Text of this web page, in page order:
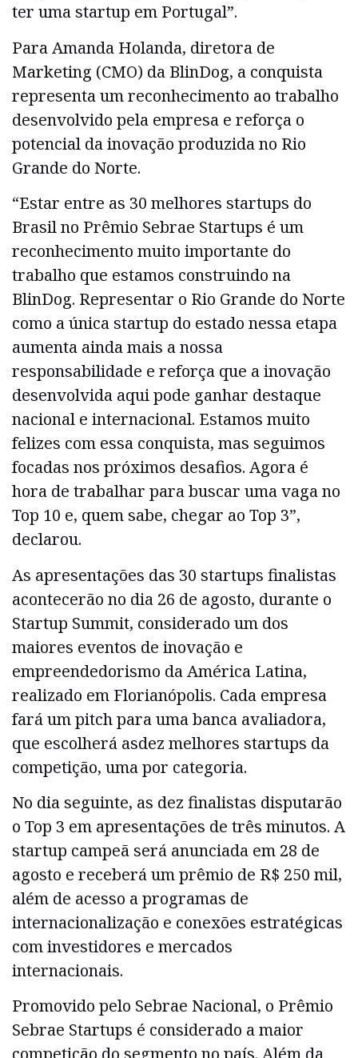
ter uma startup em Portugal”.
Para Amanda Holanda, diretora de
Marketing (CMO) da BlinDog, a conquista
representa um reconhecimento ao trabalho
desenvolvido pela empresa e reforça o
potencial da inovação produzida no Rio
Grande do Norte.
“Estar entre as 30 melhores startups do
Brasil no Prêmio Sebrae Startups é um
reconhecimento muito importante do
trabalho que estamos construindo na
BlinDog. Representar o Rio Grande do Norte
como a única startup do estado nessa etapa
aumenta ainda mais a nossa
responsabilidade e reforça que a inovação
desenvolvida aqui pode ganhar destaque
nacional e internacional. Estamos muito
felizes com essa conquista, mas seguimos
focadas nos próximos desafios. Agora é
hora de trabalhar para buscar uma vaga no
Top 10 e, quem sabe, chegar ao Top 3”,
declarou.
As apresentações das 30 startups finalistas
acontecerão no dia 26 de agosto, durante o
Startup Summit, considerado um dos
maiores eventos de inovação e
empreendedorismo da América Latina,
realizado em Florianópolis. Cada empresa
fará um pitch para uma banca avaliadora,
que escolherá asdez melhores startups da
competição, uma por categoria.
No dia seguinte, as dez finalistas disputarão
o Top 3 em apresentações de três minutos. A
startup campeã será anunciada em 28 de
agosto e receberá um prêmio de R$ 250 mil,
além de acesso a programas de
internacionalização e conexões estratégicas
com investidores e mercados
internacionais.
Promovido pelo Sebrae Nacional, o Prêmio
Sebrae Startups é considerado a maior